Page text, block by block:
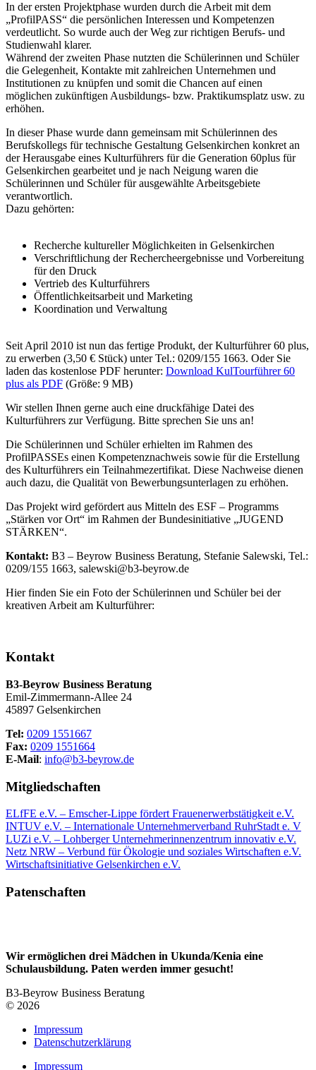
In der ersten Projektphase wurden durch die Arbeit mit dem
„ProfilPASS“ die persönlichen Interessen und Kompetenzen
verdeutlicht. So wurde auch der Weg zur richtigen Berufs- und
Studienwahl klarer.
Während der zweiten Phase nutzten die Schülerinnen und Schüler
die Gelegenheit, Kontakte mit zahlreichen Unternehmen und
Institutionen zu knüpfen und somit die Chancen auf einen
möglichen zukünftigen Ausbildungs- bzw. Praktikumsplatz usw. zu
erhöhen.
In dieser Phase wurde dann gemeinsam mit Schülerinnen des
Berufskollegs für technische Gestaltung Gelsenkirchen konkret an
der Herausgabe eines Kulturführers für die Generation 60plus für
Gelsenkirchen gearbeitet und je nach Neigung waren die
Schülerinnen und Schüler für ausgewählte Arbeitsgebiete
verantwortlich.
Dazu gehörten:
Recherche kultureller Möglichkeiten in Gelsenkirchen
Verschriftlichung der Rechercheergebnisse und Vorbereitung
für den Druck
Vertrieb des Kulturführers
Öffentlichkeitsarbeit und Marketing
Koordination und Verwaltung
Seit April 2010 ist nun das fertige Produkt, der Kulturführer 60 plus,
zu erwerben (3,50 € Stück) unter Tel.: 0209/155 1663. Oder Sie
laden das kostenlose PDF herunter: Download KulTourführer 60
plus als PDF (Größe: 9 MB)
Wir stellen Ihnen gerne auch eine druckfähige Datei des
Kulturführers zur Verfügung. Bitte sprechen Sie uns an!
Die Schülerinnen und Schüler erhielten im Rahmen des
ProfilPASSEs einen Kompetenznachweis sowie für die Erstellung
des Kulturführers ein Teilnahmezertifikat. Diese Nachweise dienen
auch dazu, die Qualität von Bewerbungsunterlagen zu erhöhen.
Das Projekt wird gefördert aus Mitteln des ESF – Programms
„Stärken vor Ort“ im Rahmen der Bundesinitiative „JUGEND
STÄRKEN“.
Kontakt: B3 – Beyrow Business Beratung, Stefanie Salewski, Tel.:
0209/155 1663, salewski@b3-beyrow.de
Hier finden Sie ein Foto der Schülerinnen und Schüler bei der
kreativen Arbeit am Kulturführer:
Kontakt
B3-Beyrow Business Beratung
Emil-Zimmermann-Allee 24
45897 Gelsenkirchen
Tel: 0209 1551667
Fax: 0209 1551664
E-Mail: info@b3-beyrow.de
Mitgliedschaften
ELfFE e.V. – Emscher-Lippe fördert Frauenerwerbstätigkeit e.V.
INTUV e.V. – Internationale Unternehmerverband RuhrStadt e. V
LUZi e.V. – Lohberger Unternehmerinnenzentrum innovativ e.V.
Netz NRW – Verbund für Ökologie und soziales Wirtschaften e.V.
Wirtschaftsinitiative Gelsenkirchen e.V.
Patenschaften
Wir ermöglichen drei Mädchen in Ukunda/Kenia eine
Schulausbildung. Paten werden immer gesucht!
B3-Beyrow Business Beratung
© 2026
Impressum
Datenschutzerklärung
Impressum